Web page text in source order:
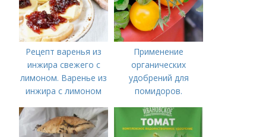
Рецепт варенья из
инжира свежего с
лимоном. Варенье из
инжира с лимоном
Применение
органических
удобрений для
помидоров.
удобрения для
томатов